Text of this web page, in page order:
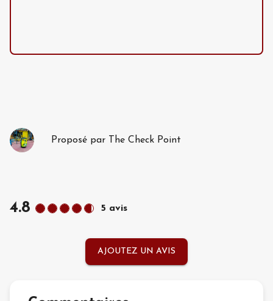
Proposé par The Check Point
4.8 5 avis
AJOUTEZ UN AVIS